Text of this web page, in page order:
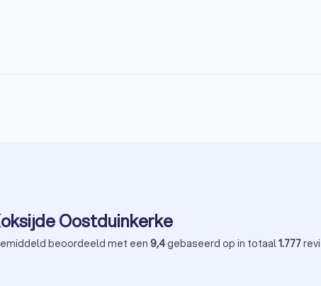
Oostduinkerke
beoordeeld met een 9,4gebaseerd op in totaal1.777